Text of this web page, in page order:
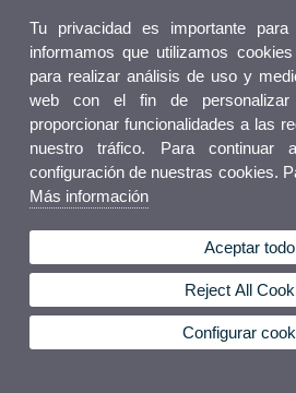
Tu privacidad es importante
informamos que utilizamos
para realizar análisis de uso y
web con el fin de personalizar
proporcionar funcionalidades a las
nuestro tráfico. Para continuar
configuración de nuestras cookies.
Más información
Aceptar todo
Reject All
Configurar